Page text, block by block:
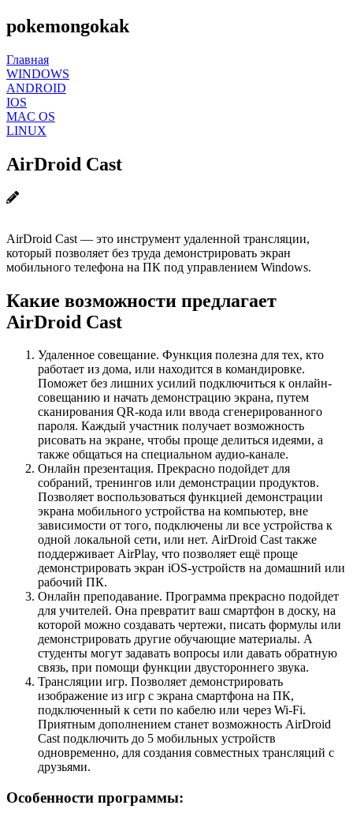
pokemongokak
Главная
WINDOWS
ANDROID
IOS
MAC OS
LINUX
AirDroid Cast
AirDroid Cast — это инструмент удаленной трансляции,
который позволяет без труда демонстрировать экран
мобильного телефона на ПК под управлением Windows.
Какие возможности предлагает
AirDroid Cast
Удаленное совещание. Функция полезна для тех, кто
работает из дома, или находится в командировке.
Поможет без лишних усилий подключиться к онлайн-
совещанию и начать демонстрацию экрана, путем
сканирования QR-кода или ввода сгенерированного
пароля. Каждый участник получает возможность
рисовать на экране, чтобы проще делиться идеями, а
также общаться на специальном аудио-канале.
Онлайн презентация. Прекрасно подойдет для
собраний, тренингов или демонстрации продуктов.
Позволяет воспользоваться функцией демонстрации
экрана мобильного устройства на компьютер, вне
зависимости от того, подключены ли все устройства к
одной локальной сети, или нет. AirDroid Cast также
поддерживает AirPlay, что позволяет ещё проще
демонстрировать экран iOS-устройств на домашний или
рабочий ПК.
Онлайн преподавание. Программа прекрасно подойдет
для учителей. Она превратит ваш смартфон в доску, на
которой можно создавать чертежи, писать формулы или
демонстрировать другие обучающие материалы. А
студенты могут задавать вопросы или давать обратную
связь, при помощи функции двустороннего звука.
Трансляции игр. Позволяет демонстрировать
изображение из игр с экрана смартфона на ПК,
подключенный к сети по кабелю или через Wi-Fi.
Приятным дополнением станет возможность AirDroid
Cast подключить до 5 мобильных устройств
одновременно, для создания совместных трансляций с
друзьями.
Особенности программы: